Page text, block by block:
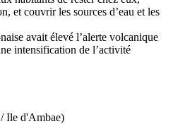
et couvrir les sources d’eau et les
avait élevé l’alerte volcanique
intensification de l’activité
Ile d'Ambae)